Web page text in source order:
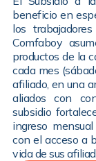
beneficio en
los
Comfaboy
productos de la
cada mes
afiliado, en una
aliados con
subsidio
ingreso
con el acceso a
vida de sus